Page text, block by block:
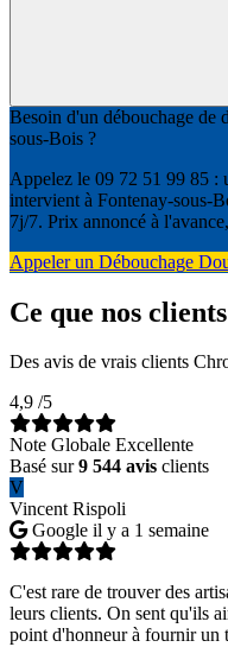
Besoin d'un débouchage de
sous-Bois ?
Appelez le 09 72 51 99 85 :
intervient à Fontenay-sous-
7j/7. Prix annoncé à
Appeler un Débouchage
Ce que nos
Des avis de vrais clients
4,9 /5
Note Globale Excellente
Basé sur9 544 avis clients
V
Vincent Rispoli
Google il y a 1 semaine
C'est rare de trouver des
leurs clients. On sent qu'ils
point d'honneur à fournir un